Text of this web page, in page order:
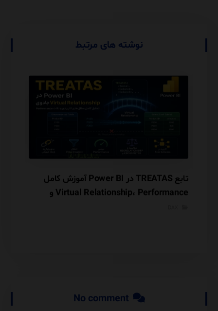
نوشته های مرتبط
تابع TREATAS در Power BI آموزش کامل
Virtual Relationship، Performance و
No comment